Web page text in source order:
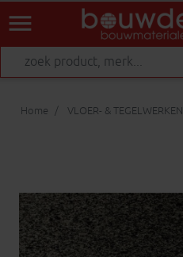
menu
Home VLOER- & TEGELWERKEN